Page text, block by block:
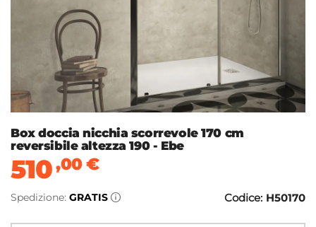
Box doccia nicchia scorrevole 170 cm
reversibile altezza 190 - Ebe
510,00€
Spedizione: GRATIS Codice: H50170